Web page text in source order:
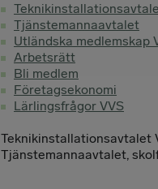
Tjänstemannaavtalet
Utländska medlemskap
Arbetsrätt
Bli medlem
Företagsekonomi
Lärlingsfrågor VVS
Teknikinstallationsavtalet
Tjänstemannaavtalet,